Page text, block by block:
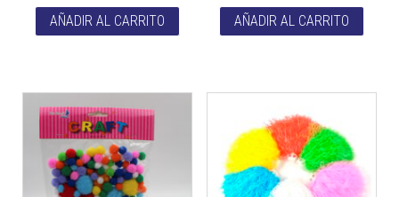
AÑADIR AL CARRITO AÑADIR AL CARRITO